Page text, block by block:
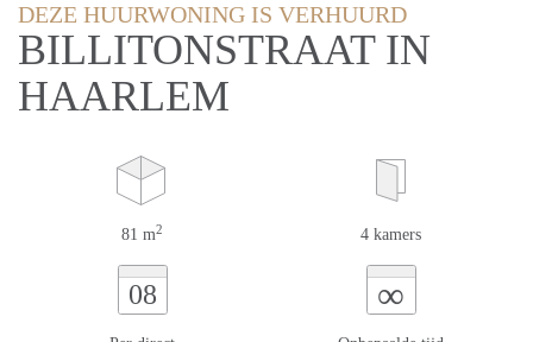
DEZE HUURWONING IS VERHUURD
BILLITONSTRAAT IN
HAARLEM
81 m2 4 kamers
08 ∞